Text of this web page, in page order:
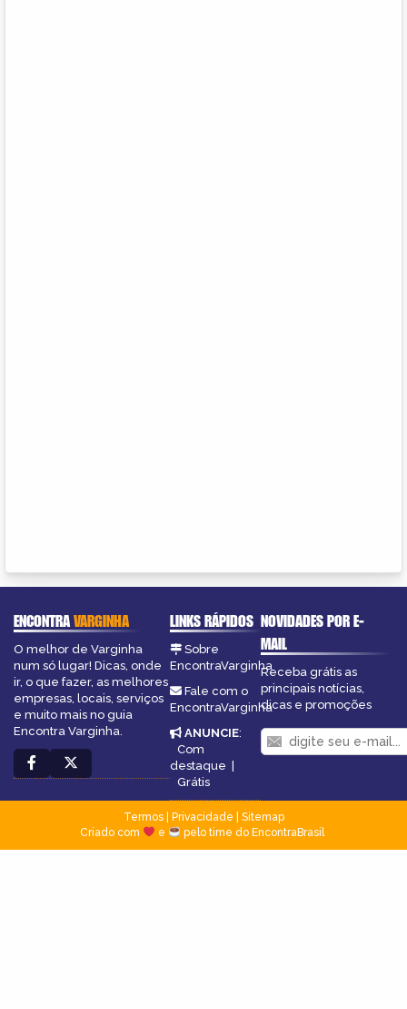
ENCONTRAVARGINHA
O melhor de Varginha
num só lugar! Dicas, onde
ir, o que fazer, as melhores
empresas, locais, serviços
e muito mais no guia
Encontra Varginha.
LINKS RÁPIDOS
Sobre
EncontraVarginha
Fale com o
EncontraVarginha
ANUNCIE:
Com
destaque |
Grátis
NOVIDADES POR E-
MAIL
Receba grátis as
principais notícias,
dicas e promoções
Termos| Privacidade
Sitemap
Criado com
e pelo time do EncontraBrasil